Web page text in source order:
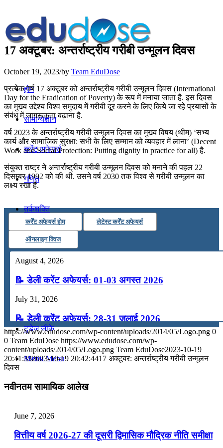
होम
सामान्यज्ञान
करेंट अफेयर्स
गणित
तर्कशक्ति
कंप्यूटर
मॉक टेस्ट
टुडेज जीके
Menu Menu
17 अक्टूबर: अन्तर्राष्ट्रीय गरीबी उन्मूलन दिवस
October 19, 2023/by Team EduDose
प्रत्येक वर्ष 17 अक्टूबर को अन्तर्राष्ट्रीय गरीबी उन्मूलन दिवस (International
Day for the Eradication of Poverty) के रूप में मनाया जाता है. इस दिवस
का मुख्य उद्देश्य विश्व समुदाय में गरीबी दूर करने के लिए किये जा रहे प्रयासों के
संबंध में जागरूकता बढ़ाना है.
वर्ष 2023 के अन्तर्राष्ट्रीय गरीबी उन्मूलन दिवस का मुख्य विषय (थीम) ‘सभ्य
कार्य और सामाजिक सुरक्षा: सभी के लिए सम्मान को व्यवहार में लाना’ (Decent
Work and Social Protection: Putting dignity in practice for all) है.
संयुक्त राष्ट्र ने अन्तर्राष्ट्रीय गरीबी उन्मूलन दिवस को मनाने की पहल 22
दिसम्बर 1992 को की थी. उसने वर्ष 2030 तक विश्व से गरीबी उन्मूलन का
लक्ष्य रखा है.
कर्रेंट अफेयर्स होम लेटेस्ट कर्रेंट अफेयर्स
ऑनलाइन क्विज
August 4, 2026
📝 डेली करेंट अफेयर्स: 01-03 अगस्त 2026
July 31, 2026
📝 डेली करेंट अफेयर्स: 28-31 जुलाई 2026
July 28, 2026
📝 डेली करेंट अफेयर्स: 25-27 जुलाई 2026
July 22, 2026
📝 डेली करेंट अफेयर्स: 19-21 जुलाई 2026
https://www.edudose.com/wp-content/uploads/2014/05/Logo.png 0
0 Team EduDose https://www.edudose.com/wp-
content/uploads/2014/05/Logo.png Team EduDose2023-10-19
20:41:332023-10-19 20:42:4417 अक्टूबर: अन्तर्राष्ट्रीय गरीबी उन्मूलन
दिवस
नवीनतम सामायिक आलेख
June 7, 2026
वित्तीय वर्ष 2026-27 की दूसरी द्विमासिक मौद्रिक नीति समीक्षा